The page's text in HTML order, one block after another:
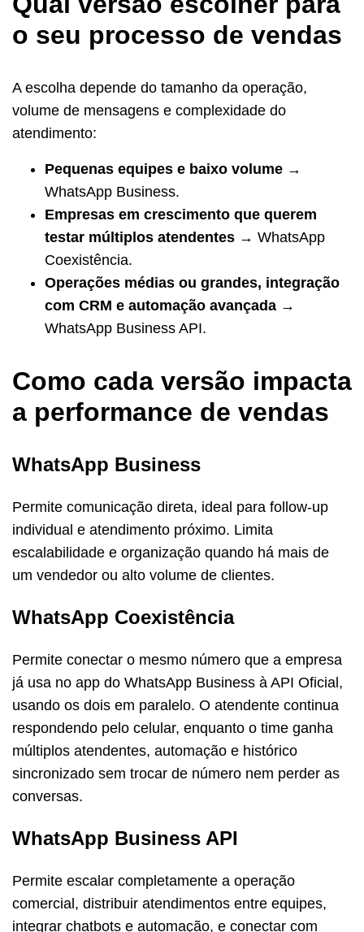
o seu processo de vendas
A escolha depende do tamanho da operação,
volume de mensagens e complexidade do
atendimento:
Pequenas equipes e baixo volume →
WhatsApp Business.
Empresas em crescimento que querem
testar múltiplos atendentes → WhatsApp
Coexistência.
Operações médias ou grandes, integração
com CRM e automação avançada →
WhatsApp Business API.
Como cada versão impacta
a performance de vendas
WhatsApp Business
Permite comunicação direta, ideal para follow-up
individual e atendimento próximo. Limita
escalabilidade e organização quando há mais de
um vendedor ou alto volume de clientes.
WhatsApp Coexistência
Permite conectar o mesmo número que a empresa
já usa no app do WhatsApp Business à API Oficial,
usando os dois em paralelo. O atendente continua
respondendo pelo celular, enquanto o time ganha
múltiplos atendentes, automação e histórico
sincronizado sem trocar de número nem perder as
conversas.
WhatsApp Business API
Permite escalar completamente a operação
comercial, distribuir atendimentos entre equipes,
integrar chatbots e automação, e conectar com